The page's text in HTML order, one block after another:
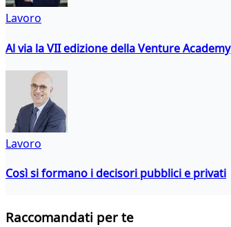
Lavoro
Al via la VII edizione della Venture Academy
Lavoro
Così si formano i decisori pubblici e privati
Raccomandati per te